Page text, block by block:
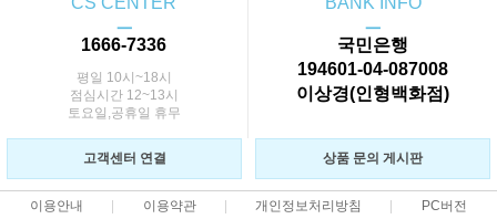
ㅡ
1666-7336
평일 10시~18시
점심시간 12~13시
토요일,공휴일 휴무
ㅡ
국민은행
194601-04-087008
이상경(인형백화점)
고객센터 연결 상품 문의 게시판
이용안내 이용약관 개인정보처리방침 PC버전